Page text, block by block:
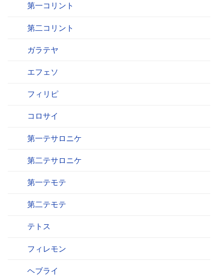
第一コリント
第二コリント
ガラテヤ
エフェソ
フィリピ
コロサイ
第一テサロニケ
第二テサロニケ
第一テモテ
第二テモテ
テトス
フィレモン
ヘブライ